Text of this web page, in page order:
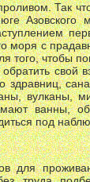
Так
юге
с
того, чтобы
свой
здравниц,
вулканы,
ванны,
под
для